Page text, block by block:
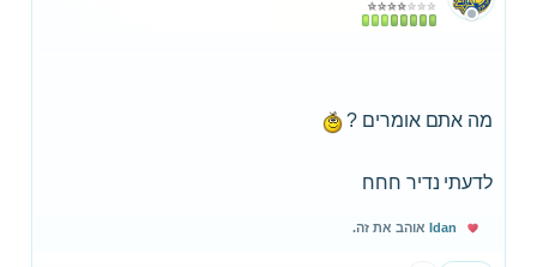
מה אתם אומרים ?
לדעתי נדיר חחח
Idan אוהב את זה.